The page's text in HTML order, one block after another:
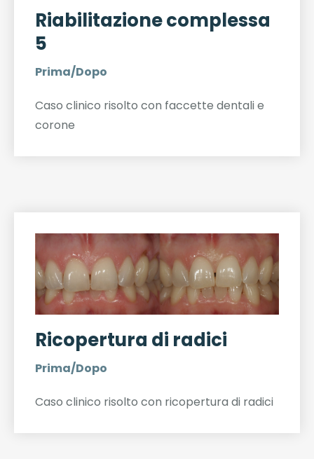
Riabilitazione complessa
5
Prima/Dopo
Caso clinico risolto con faccette dentali e
corone
Ricopertura di radici
Prima/Dopo
Caso clinico risolto con ricopertura di radici